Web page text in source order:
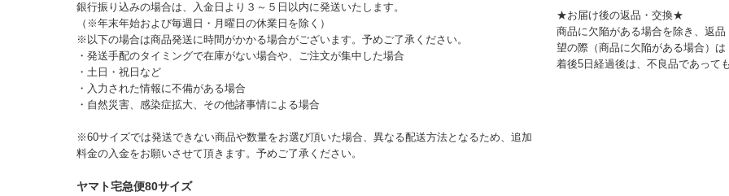
銀行振り込みの場合は、入金日より３～５日以内に発送いたします。
（※年末年始および毎週日・月曜日の休業日を除く）
※以下の場合は商品発送に時間がかかる場合がございます。予めご了承ください。
・発送手配のタイミングで在庫がない場合や、ご注文が集中した場合
・土日・祝日など
・入力された情報に不備がある場合
・自然災害、感染症拡大、その他諸事情による場合
※60サイズでは発送できない商品や数量をお選び頂いた場合、異なる配送方法となるため、追加
料金の入金をお願いさせて頂きます。予めご了承ください。
ヤマト宅急便80サイズ
★お届け後の返品・交換★
商品に欠陥がある場合を除き、返
望の際（商品に欠陥がある場合）
着後5日経過後は、不良品であって